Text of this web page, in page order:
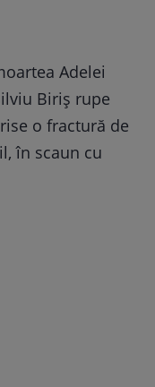
Adelei
Biriș rupe
o fractură de
în scaun cu